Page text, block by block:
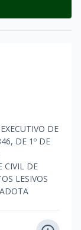
DE
DE 1º DE
CIVIL DE
LESIVOS